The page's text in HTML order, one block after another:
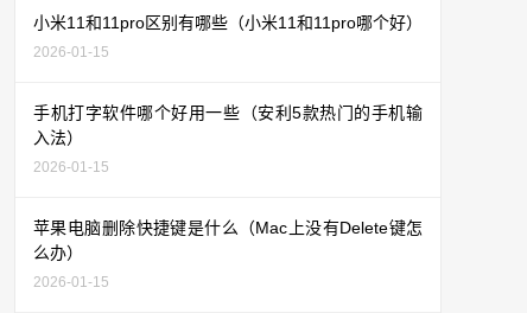
小米11和11pro区别有哪些（小米11和11pro哪个好）
2026-01-15
手机打字软件哪个好用一些（安利5款热门的手机输
入法）
2026-01-15
苹果电脑删除快捷键是什么（Mac上没有Delete键怎
么办）
2026-01-15